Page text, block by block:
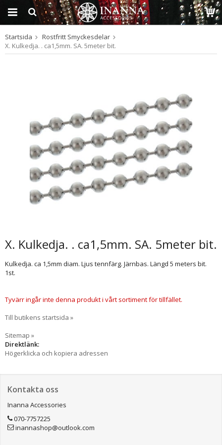
Produkten har blivit
tillagd i varukorgen
Startsida
Rostfritt Smyckesdelar
X. Kulkedja. . ca1,5mm. SA. 5meter bit.
X. Kulkedja. . ca1,5mm. SA. 5meter bit.
Kulkedja. ca 1,5mm diam. Ljus tennfärg. Järnbas. Längd 5 meters bit.
1st.
Tyvärr ingår inte denna produkt i vårt sortiment för tillfället.
Till butikens startsida »
Sitemap »
Direktlänk:
Högerklicka och kopiera adressen
Kontakta oss
Inanna Accessories
070-7757225
inannashop@outlook.com